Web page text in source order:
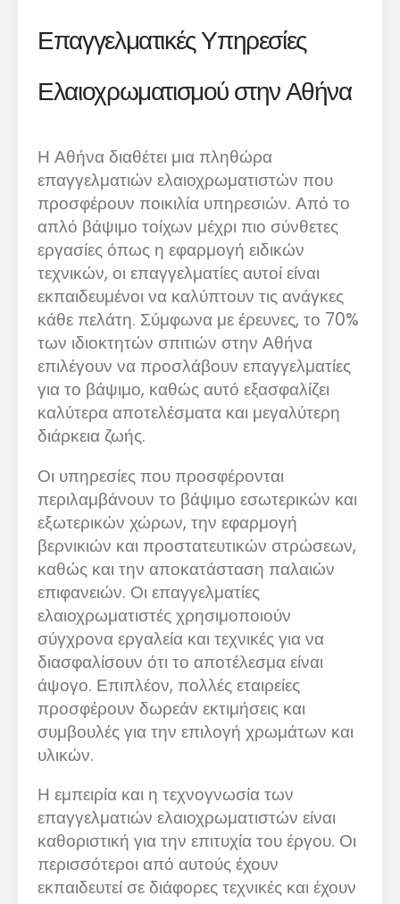
Επαγγελματικές Υπηρεσίες
Ελαιοχρωματισμού στην Αθήνα
Η Αθήνα διαθέτει μια πληθώρα
επαγγελματιών ελαιοχρωματιστών που
προσφέρουν ποικιλία υπηρεσιών. Από το
απλό βάψιμο τοίχων μέχρι πιο σύνθετες
εργασίες όπως η εφαρμογή ειδικών
τεχνικών, οι επαγγελματίες αυτοί είναι
εκπαιδευμένοι να καλύπτουν τις ανάγκες
κάθε πελάτη. Σύμφωνα με έρευνες, το 70%
των ιδιοκτητών σπιτιών στην Αθήνα
επιλέγουν να προσλάβουν επαγγελματίες
για το βάψιμο, καθώς αυτό εξασφαλίζει
καλύτερα αποτελέσματα και μεγαλύτερη
διάρκεια ζωής.
Οι υπηρεσίες που προσφέρονται
περιλαμβάνουν το βάψιμο εσωτερικών και
εξωτερικών χώρων, την εφαρμογή
βερνικιών και προστατευτικών στρώσεων,
καθώς και την αποκατάσταση παλαιών
επιφανειών. Οι επαγγελματίες
ελαιοχρωματιστές χρησιμοποιούν
σύγχρονα εργαλεία και τεχνικές για να
διασφαλίσουν ότι το αποτέλεσμα είναι
άψογο. Επιπλέον, πολλές εταιρείες
προσφέρουν δωρεάν εκτιμήσεις και
συμβουλές για την επιλογή χρωμάτων και
υλικών.
Η εμπειρία και η τεχνογνωσία των
επαγγελματιών ελαιοχρωματιστών είναι
καθοριστική για την επιτυχία του έργου. Οι
περισσότεροι από αυτούς έχουν
εκπαιδευτεί σε διάφορες τεχνικές και έχουν